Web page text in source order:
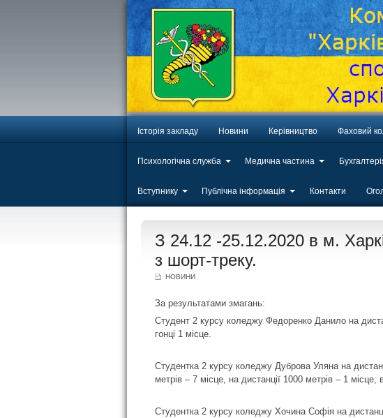
Історія закладу Новини Керівництво Фаховий
Психологічна служба Медична частина
Вступнику Публічна інформація Контакти
20
З 24.12 -25.12.2020 в м.
з шорт-треку.
НОВИНИ
За результатами змагань:
Студент 2 курсу коледжу Федоренко Данило на
гонці 1 місце.
Студентка 2 курсу коледжу Дуброва Уляна на
метрів – 7 місце, на дистанції 1000 метрів – 1 місце,
Студентка 2 курсу коледжу Хочина Софія на